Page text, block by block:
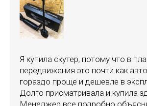
Я купила скутер, потому что в
передвижения это почти как
гораздо проще и дешевле в
Долго присматривала и купила